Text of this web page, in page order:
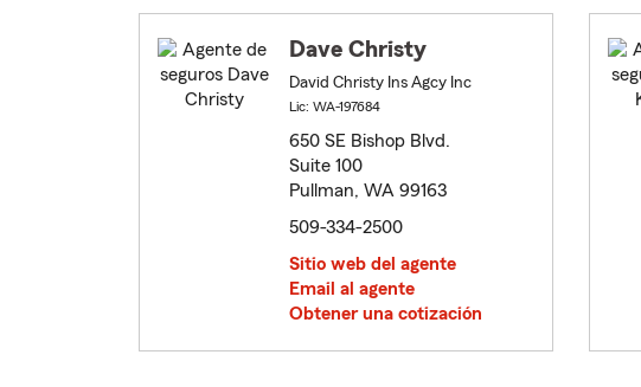
Dave Christy
David Christy Ins Agcy Inc
Lic: WA-197684
650 SE Bishop Blvd.
Suite 100
Pullman, WA 99163
509-334-2500
Sitio web del agente
Email al agente
Obtener una cotización